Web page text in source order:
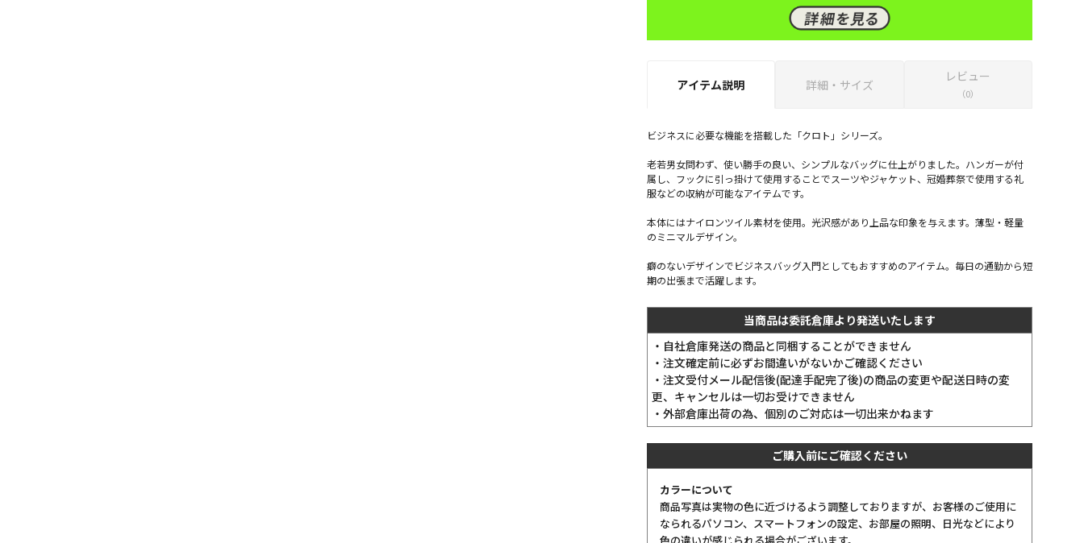
アイテム説明 詳細・サイズ
レビュー
（0）
ビジネスに必要な機能を搭載した「クロト」シリーズ。
老若男女問わず、使い勝手の良い、シンプルなバッグに仕上がりました。ハンガーが付
属し、フックに引っ掛けて使用することでスーツやジャケット、冠婚葬祭で使用する礼
服などの収納が可能なアイテムです。
本体にはナイロンツイル素材を使用。光沢感があり上品な印象を与えます。薄型・軽量
のミニマルデザイン。
癖のないデザインでビジネスバッグ入門としてもおすすめのアイテム。毎日の通勤から短
期の出張まで活躍します。
当商品は委託倉庫より発送いたします
・自社倉庫発送の商品と同梱することができません
・注文確定前に必ずお間違いがないかご確認ください
・注文受付メール配信後(配達手配完了後)の商品の変更や配送日時の変
更、キャンセルは一切お受けできません
・外部倉庫出荷の為、個別のご対応は一切出来かねます
ご購入前にご確認ください
カラーについて
商品写真は実物の色に近づけるよう調整しておりますが、お客様のご使用に
なられるパソコン、スマートフォンの設定、お部屋の照明、日光などにより